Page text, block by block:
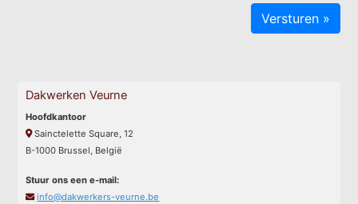
Dakwerken Veurne
Hoofdkantoor
Sainctelette Square, 12
B-1000 Brussel, België
Stuur ons een e-mail:
info@dakwerkers-veurne.be